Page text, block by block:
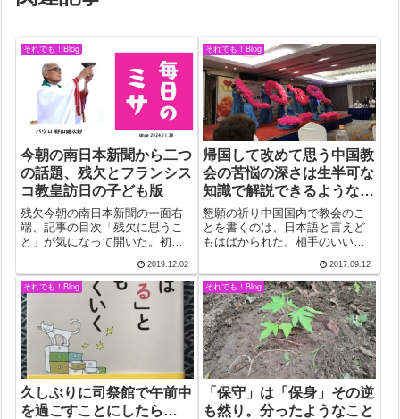
それでも！Blog
今朝の南日本新聞から二つ
の話題、残欠とフランシス
コ教皇訪日の子ども版
残欠今朝の南日本新聞の一面右
端、記事の目次「残欠に思うこ
と」が気になって開いた。初め
きがあったからだ。案の定、正
倉院に展示されている宝物「礼
服御冠残欠」、紺玉帯残欠」だ
と分かった。要するに、冠や帯
の完全な形ではな...
2019.12.02
それでも！Blog
帰国して改めて思う中国教
会の苦悩の深さは生半可な
知識で解説できるような性
質のものではない
懇願の祈り中国国内で教会のこ
とを書くのは、日本語と言えど
もはばかられた。相手のいいと
いいと書いたが、その続きみた
いなことを書いて見たい。ミサ
の聖歌が元気なことについては
触れた。元気な歌声を聞けば聞
くほど泣けてくる...
2017.09.12
それでも！Blog
久しぶりに司祭館で午前中
を過ごすことにしたら…
それでも！Blog
「保守」は「保身」その逆
も然り。分ったようなこと